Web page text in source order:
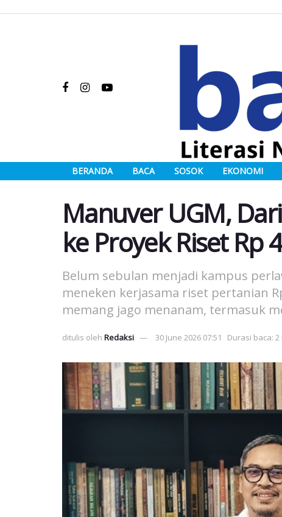
BERANDA BACA SOSOK EKONOMI
Manuver UGM,
ke Proyek Riset Rp
Belum sebulan menjadi kampus
meneken kerjasama riset pertanian
memang jago menanam, termasuk
ditulis oleh Redaksi 30 June 2026 07:51 Durasi baca: